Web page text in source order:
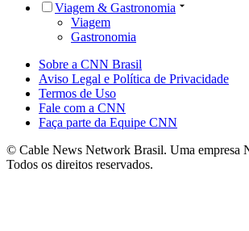
Viagem & Gastronomia
Viagem
Gastronomia
Sobre a CNN Brasil
Aviso Legal e Política de Privacidade
Termos de Uso
Fale com a CNN
Faça parte da Equipe CNN
© Cable News Network Brasil. Uma
Todos os direitos reservados.